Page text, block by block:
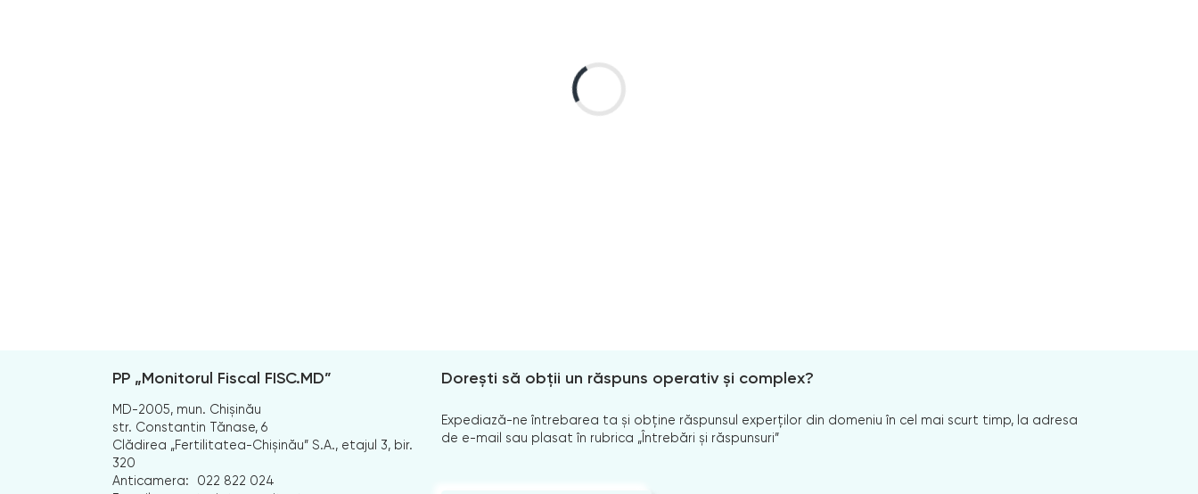
PP „Monitorul Fiscal FISC.MD”
MD-2005, mun. Chișinău
str. Constantin Tănase, 6
Clădirea „Fertilitatea-Chișinău” S.A., etajul 3, bir.
320
Anticamera:
022 822 024
Dorești să obții un răspuns operativ și complex?
Expediază-ne întrebarea ta și obține răspunsul experților din domeniu în cel mai scurt timp, la adresa
de e-mail sau plasat în rubrica „Întrebări și răspunsuri”